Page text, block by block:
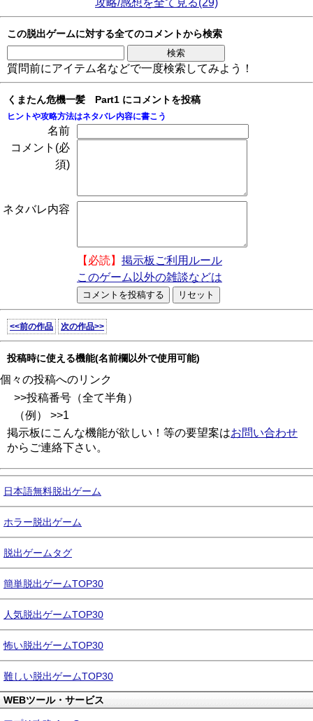
攻略/感想を全て見る(29)
この脱出ゲームに対する全てのコメントから検索
質問前にアイテム名などで一度検索してみよう！
くまたん危機一髪 Part1 にコメントを投稿
ヒントや攻略方法はネタバレ内容に書こう
名前
コメント(必
須)
ネタバレ内容
【必読】 掲示板ご利用ルール
このゲーム以外の雑談などは
<<前の作品 次の作品>>
投稿時に使える機能(名前欄以外で使用可能)
個々の投稿へのリンク
>>投稿番号（全て半角）
（例） >>1
掲示板にこんな機能が欲しい！等の要望案はお問い合わせ
からご連絡下さい。
日本語無料脱出ゲーム
ホラー脱出ゲーム
脱出ゲームタグ
簡単脱出ゲームTOP30
人気脱出ゲームTOP30
怖い脱出ゲームTOP30
難しい脱出ゲームTOP30
WEBツール・サービス